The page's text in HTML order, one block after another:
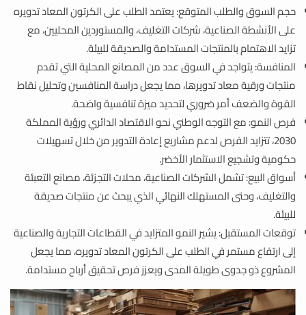
حجم السوق والطلب المتوقع: يعتمد الطلب على الكرتون المعاد تدويره
على الأنشطة الصناعية، شركات التغليف، والمستوردين المحليين، مع
تزايد الاهتمام بالمنتجات المستدامة والصديقة للبيئة.
المنافسة: يتواجد في السوق عدد من المصانع المحلية التي تقدم
منتجات ورقية معاد تدويرها، مما يجعل دراسة المنافسين وتحليل نقاط
القوة والضعف أمر ضروري لتحديد ميزة تنافسية واضحة.
فرص النمو: مع التوجه الوطني نحو الاقتصاد الدائري ورؤية المملكة
2030، تتزايد الفرص لدعم مشاريع إعادة التدوير من خلال تسهيلات
حكومية وتشجيع الاستثمار الأخضر.
أسواق البيع: تشمل الشركات الصناعية، محلات التجزئة، مصانع التعبئة
والتغليف، وحتى المستهلك النهائي الذي يبحث عن منتجات صديقة
للبيئة.
توقعات المستقبل: يشير النمو المتزايد في القطاعات التجارية والصناعية
إلى ارتفاع مستمر في الطلب على الكرتون المعاد تدويره، مما يجعل
المشروع ذو جدوى طويلة المدى ويعزز فرص تحقيق أرباح مستدامة.